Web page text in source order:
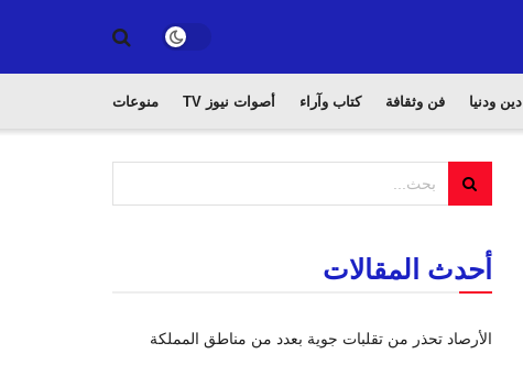
دين ودنيا فن وثقافة كتاب وآراء أصوات نيوز TV منوعات
أحدث المقالات
الأرصاد تحذر من تقلبات جوية بعدد من مناطق المملكة